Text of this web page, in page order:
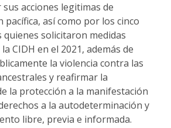
acciones legitimas de
pacífica, así como por los cinco
quienes solicitaron medidas
CIDH en el 2021, además de
la violencia contra las
y reafirmar la
la protección a la manifestación
a la autodeterminación y
libre, previa e informada.